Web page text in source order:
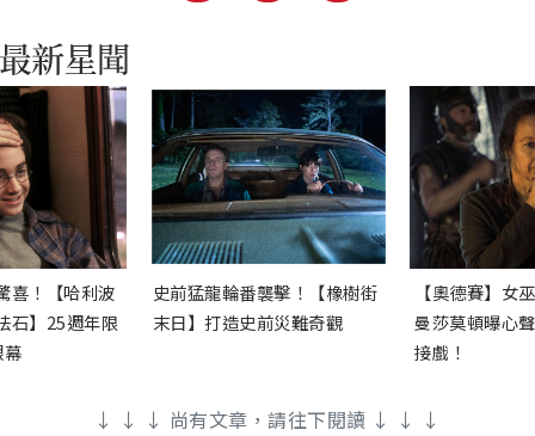
喜！【哈利波
石】25週年限
史前猛龍輪番襲擊！【橡樹街
末日】打造史前災難奇觀
【奧德賽】女
曼莎莫頓曝心
接戲！
↓ ↓ ↓ 尚有文章，請往下閱讀 ↓ ↓ ↓